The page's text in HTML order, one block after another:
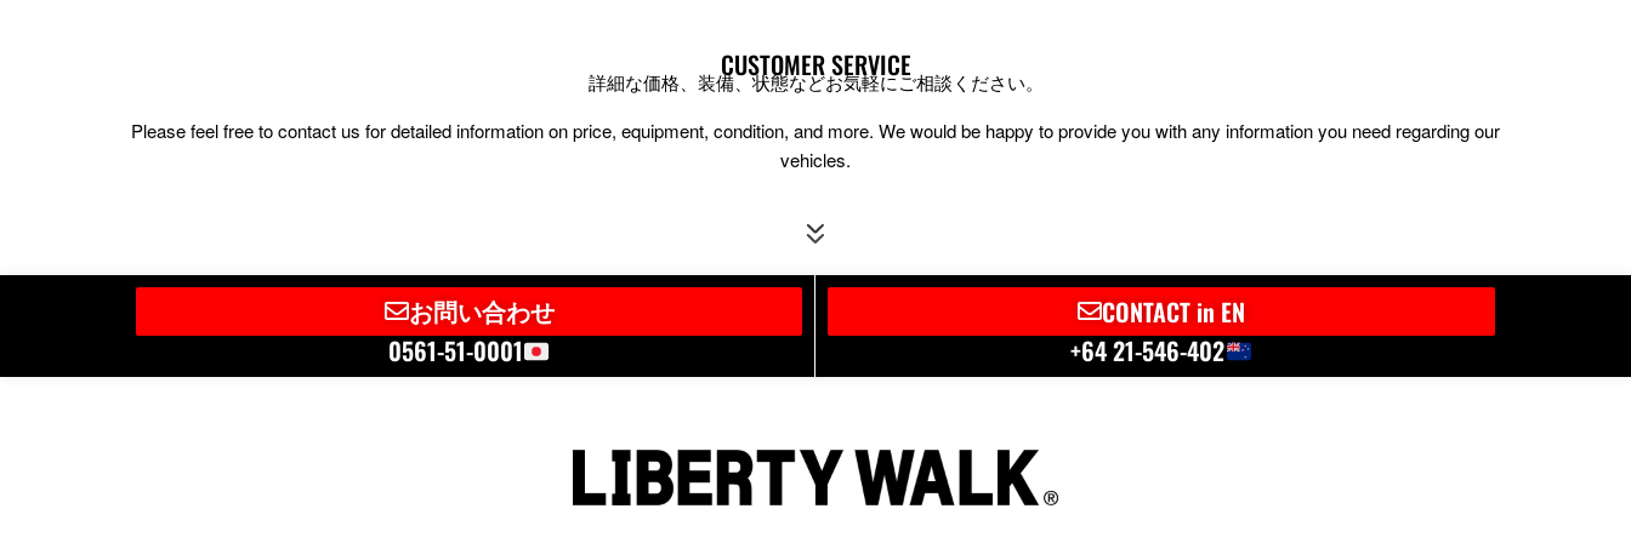
CUSTOMER SERVICE
詳細な価格、装備、状態などお気軽にご相談ください。
Please feel free to contact us for detailed information on price, equipment, condition, and more. We would be happy to provide you with any information you need regarding our
vehicles.
お問い合わせ
0561-51-0001
CONTACT in EN
+64 21-546-402